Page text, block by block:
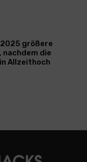
größere
nachdem die
Allzeithoch